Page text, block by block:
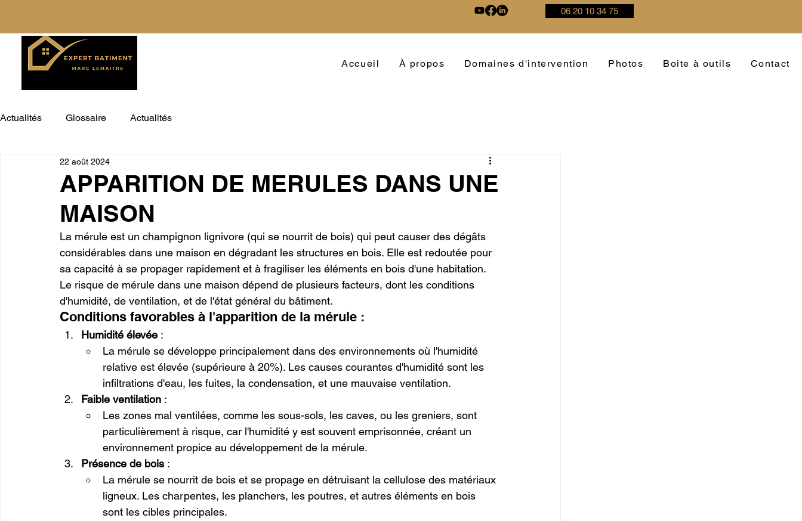
06 20 10 34 75
Accueil À propos Domaines d'intervention Photos Boite à outils Contact
Actualités Glossaire Actualités
APPARITION DE MERULES DANS UNE
MAISON
22 août 2024
La mérule est un champignon lignivore (qui se nourrit de bois) qui peut causer des dégâts
considérables dans une maison en dégradant les structures en bois. Elle est redoutée pour
sa capacité à se propager rapidement et à fragiliser les éléments en bois d'une habitation.
Le risque de mérule dans une maison dépend de plusieurs facteurs, dont les conditions
d'humidité, de ventilation, et de l'état général du bâtiment.
Conditions favorables à l'apparition de la mérule :
Humidité élevée :
La mérule se développe principalement dans des environnements où l'humidité
relative est élevée (supérieure à 20%). Les causes courantes d'humidité sont les
infiltrations d'eau, les fuites, la condensation, et une mauvaise ventilation.
Faible ventilation :
Les zones mal ventilées, comme les sous-sols, les caves, ou les greniers, sont
particulièrement à risque, car l'humidité y est souvent emprisonnée, créant un
environnement propice au développement de la mérule.
Présence de bois :
La mérule se nourrit de bois et se propage en détruisant la cellulose des matériaux
ligneux. Les charpentes, les planchers, les poutres, et autres éléments en bois
sont les cibles principales.